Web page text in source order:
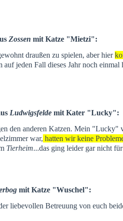
Zossen mit Katze "Mietzi":
draußen zu spielen, aber hier
auf jeden Fall dieses Jahr noch einmal
Ludwigsfelde mit Kater "Lucky":
den anderen Katzen. Mein "Lucky"
war, hatten wir keine
Tierheim...das ging leider gar nicht
mit Katze "Wuschel":
liebevollen Betreuung von euch